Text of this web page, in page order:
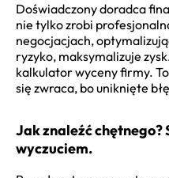
Doświadczony doradca
nie tylko zrobi
negocjacjach,
ryzyko, maksymalizuje
kalkulator wyceny firmy.
się zwraca, bo uniknięte
Jak znaleźć
wyczuciem.